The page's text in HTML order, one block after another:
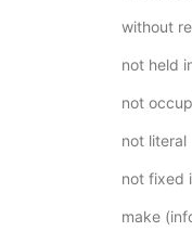
without
not held
not
not literal
not fixed
make